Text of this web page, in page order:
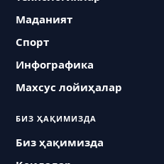
Маданият
Спорт
Инфографика
Махсус лойиҳалар
БИЗ ҲАҚИМИЗДА
Биз ҳақимизда